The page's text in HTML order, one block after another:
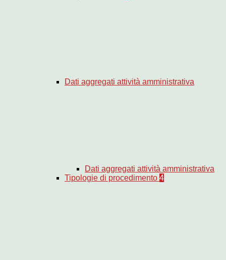
Dati aggregati attività amministrativa
Dati aggregati attività amministrativa
Tipologie di procedimento 4